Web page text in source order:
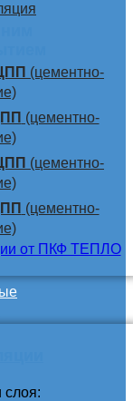
(цементно-
(цементно-
(цементно-
(цементно-